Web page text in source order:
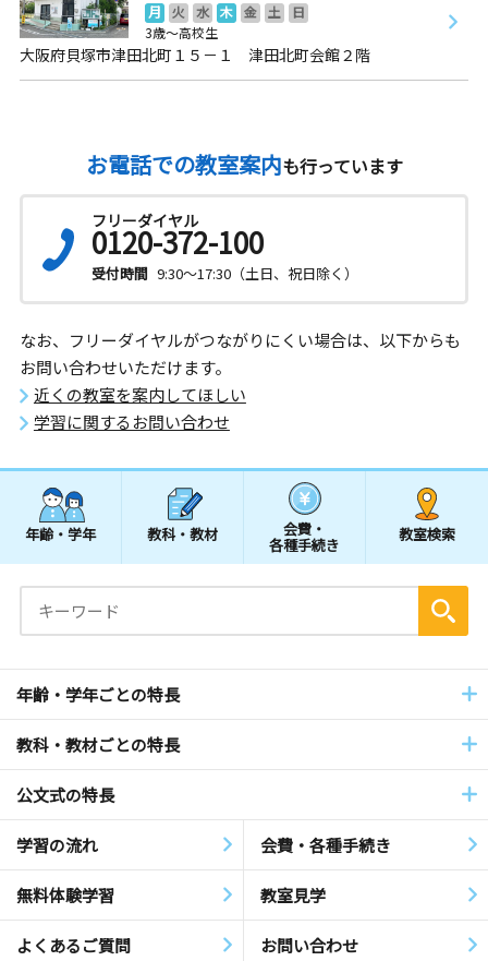
月 火 水 木 金 土
日
3歳～高校生
大阪府貝塚市津田北町１５－１ 津田北町会館２階
お電話での教室案内も行っています
フリーダイヤル
0120-372-100
受付時間 9:30～17:30（土日、祝日除く）
なお、フリーダイヤルがつながりにくい場合は、以下からも
お問い合わせいただけます。
近くの教室を案内してほしい
学習に関するお問い合わせ
年齢・学年 教科・教材 会費・
各種手続き
教室検索
年齢・学年ごとの特長
教科・教材ごとの特長
公文式の特長
学習の流れ 会費・各種手続き
無料体験学習 教室見学
よくあるご質問 お問い合わせ